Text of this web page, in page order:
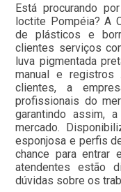
Está procurando
loctite Pompéia? A
de plásticos e
clientes serviços
luva pigmentada
manual e registros
clientes, a
profissionais do
garantindo assim,
mercado.
esponjosa e perfis
chance para entrar
atendentes estão
dúvidas sobre os